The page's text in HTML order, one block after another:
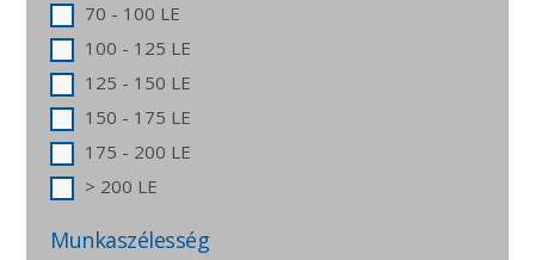
70 - 100 LE
100 - 125 LE
125 - 150 LE
150 - 175 LE
175 - 200 LE
> 200 LE
Munkaszélesség